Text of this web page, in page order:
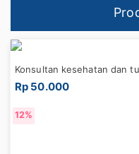
Konsultan kesehatan dan
Rp 50.000
13%
12%